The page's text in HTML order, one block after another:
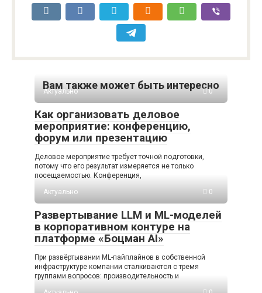
Вам также может быть интересно
Актуально 0
Как организовать деловое
мероприятие: конференцию,
форум или презентацию
Деловое мероприятие требует точной подготовки,
потому что его результат измеряется не только
посещаемостью. Конференция,
Актуально
0
Развертывание LLM и ML-моделей
в корпоративном контуре на
платформе «Боцман AI»
При развёртывании ML-пайплайнов в собственной
инфраструктуре компании сталкиваются с тремя
группами вопросов: производительность и